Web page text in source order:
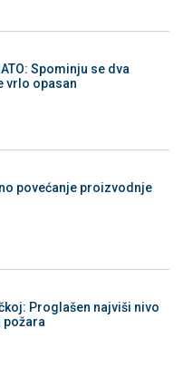
Spominju se dva
vrlo opasan
povećanje proizvodnje
Proglašen najviši nivo